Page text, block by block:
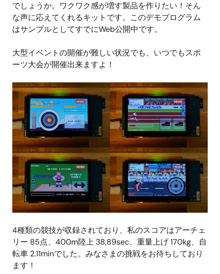
でしょうか。ワクワク感が増す製品を作りたい！そん
な声に応えてくれるキットです。このデモプログラム
はサンプルとしてすでにWeb公開中です。
大型イベントの開催が難しい状況でも、いつでもスポ
ーツ大会が開催出来ますよ！
4種類の競技が収録されており、私のスコアはアーチェ
リー 85点、400m陸上 38,89sec、重量上げ 170kg、自
転車 2.11minでした。みなさまの挑戦をお待ちしており
ます！